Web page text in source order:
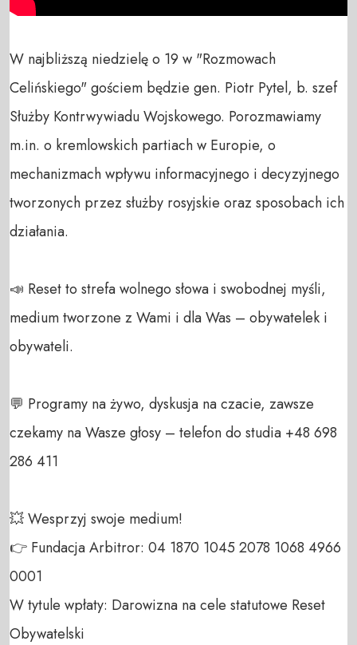
W najbliższą niedzielę o 19 w "Rozmowach
Celińskiego" gościem będzie gen. Piotr Pytel, b. szef
Służby Kontrwywiadu Wojskowego. Porozmawiamy
m.in. o kremlowskich partiach w Europie, o
mechanizmach wpływu informacyjnego i decyzyjnego
tworzonych przez służby rosyjskie oraz sposobach ich
działania.
📣 Reset to strefa wolnego słowa i swobodnej myśli,
medium tworzone z Wami i dla Was – obywatelek i
obywateli.
💬 Programy na żywo, dyskusja na czacie, zawsze
czekamy na Wasze głosy – telefon do studia +48 698
286 411
💥 Wesprzyj swoje medium!
👉 Fundacja Arbitror: 04 1870 1045 2078 1068 4966
0001
W tytule wpłaty: Darowizna na cele statutowe Reset
Obywatelski